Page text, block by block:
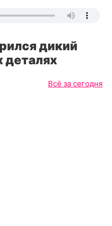
дикий
деталях
Всё за сегодня